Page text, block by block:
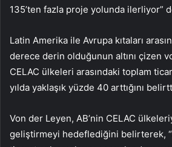
135’ten fazla proje yolunda ilerliyor”
Latin Amerika ile Avrupa kıtaları
derece derin olduğunun altını çizen
CELAC ülkeleri arasındaki toplam
yılda yaklaşık yüzde 40 arttığını
Von der Leyen, AB’nin CELAC
geliştirmeyi hedeflediğini belirterek,